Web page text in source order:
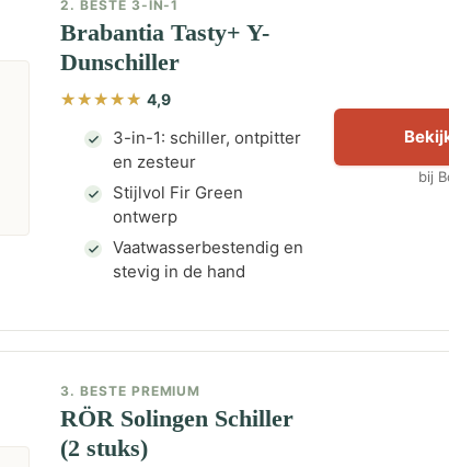
2. BESTE 3-IN-1
Brabantia Tasty+ Y-
Dunschiller
4,9
3-in-1: schiller, ontpitter
en zesteur
Stijlvol Fir Green
ontwerp
Vaatwasserbestendig en
stevig in de hand
bij
3. BESTE PREMIUM
RÖR Solingen Schiller
(2 stuks)